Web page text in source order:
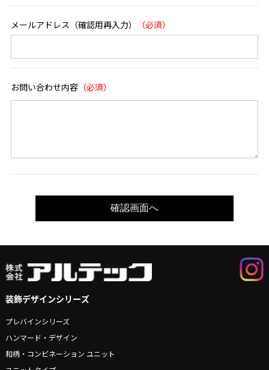
メールアドレス（確認用再入力）
お問い合わせ内容
装飾デザインシリーズ
プレバインシリーズ
ハンマード・デザイン
和柄・コンビネーション ユニット